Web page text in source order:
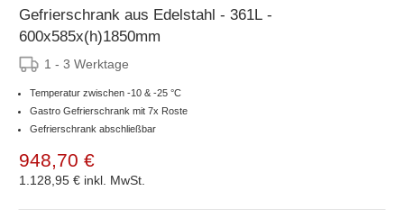
Gefrierschrank aus Edelstahl - 361L -
600x585x(h)1850mm
1 - 3 Werktage
Temperatur zwischen -10 & -25 °C
Gastro Gefrierschrank mit 7x Roste
Gefrierschrank abschließbar
948,70 €
1.128,95 € inkl. MwSt.